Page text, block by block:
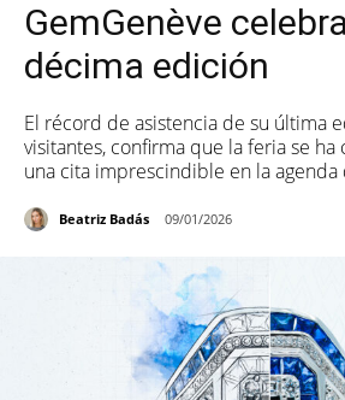
GemGenève
décima edición
El récord de asistencia de su última
visitantes, confirma que la feria se
una cita imprescindible en la
Beatriz Badás 09/01/2026